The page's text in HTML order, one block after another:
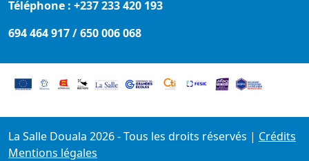
Téléphone : +237 233 420 193
694 464 917 / 650 006 068
La Salle Douala 2026 - Tous les droits réservés | Crédits
Mentions légales